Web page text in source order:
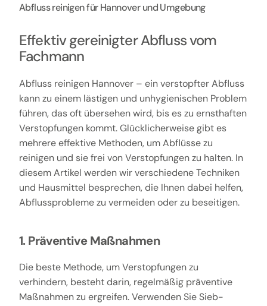
Abfluss reinigen für Hannover und Umgebung
Effektiv gereinigter Abfluss vom
Fachmann
Abfluss reinigen Hannover – ein verstopfter Abfluss
kann zu einem lästigen und unhygienischen Problem
führen, das oft übersehen wird, bis es zu ernsthaften
Verstopfungen kommt. Glücklicherweise gibt es
mehrere effektive Methoden, um Abflüsse zu
reinigen und sie frei von Verstopfungen zu halten. In
diesem Artikel werden wir verschiedene Techniken
und Hausmittel besprechen, die Ihnen dabei helfen,
Abflussprobleme zu vermeiden oder zu beseitigen.
1. Präventive Maßnahmen
Die beste Methode, um Verstopfungen zu
verhindern, besteht darin, regelmäßig präventive
Maßnahmen zu ergreifen. Verwenden Sie Sieb-